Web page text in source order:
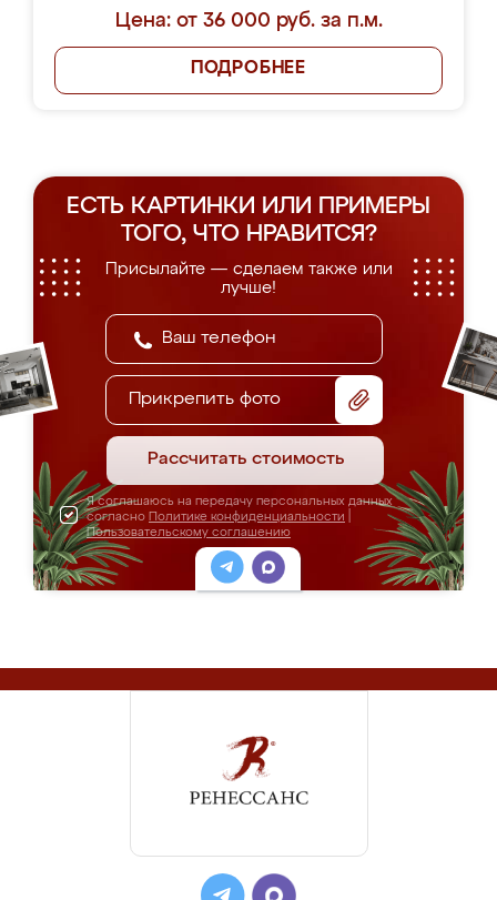
Цена: от 36 000 руб. за п.м.
ПОДРОБНЕЕ
ЕСТЬ КАРТИНКИ ИЛИ ПРИМЕРЫ
ТОГО, ЧТО НРАВИТСЯ?
Присылайте — сделаем также или
лучше!
Прикрепить фото
Рассчитать стоимость
Я соглашаюсь на передачу персональных данных
согласно Политике конфиденциальности
Пользовательскому соглашению